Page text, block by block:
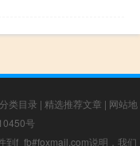
类目录 | 精选推荐文章 | 网站地
号
到f_fb#foxmail.com说明，我们